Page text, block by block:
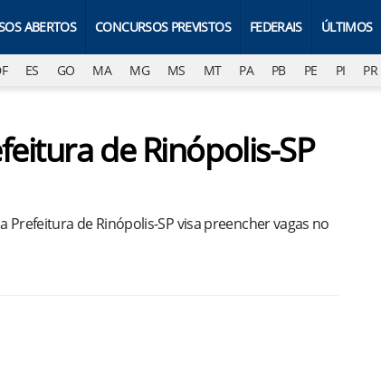
ABERTOS CONCURSOS PREVISTOS FEDERAIS ÚLTIMOS
ES GO MA MG MS MT PA PB PE PI PR
de Rinópolis-SP
de Rinópolis-SP visa preencher vagas no